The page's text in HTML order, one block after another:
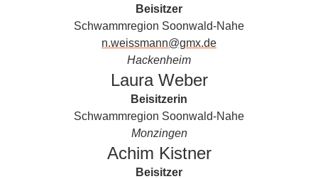
Beisitzer
Schwammregion Soonwald-Nahe
n.weissmann@gmx.de
Hackenheim
Laura Weber
Beisitzerin
Schwammregion Soonwald-Nahe
Monzingen
Achim Kistner
Beisitzer